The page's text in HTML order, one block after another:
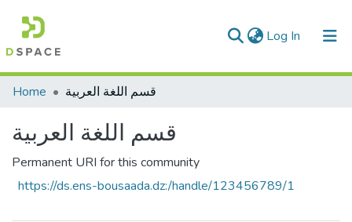
Log In (current)
Communities & Collections
All of DSpace
Statistics
Home قسم اللغة العربية
قسم اللغة العربية
Permanent URI for this community
https://ds.ens-bousaada.dz:/handle/123456789/1